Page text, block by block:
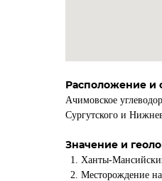
Расположение и
Ачимовское
Сургутского и
Значение и
Ханты-
Месторождение